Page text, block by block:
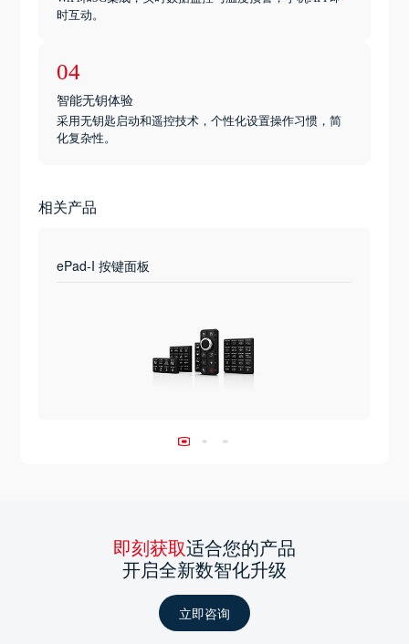
时互动。
04
智能无钥体验
采用无钥匙启动和遥控技术，个性化设置操作习惯，简
化复杂性。
相关产品
ePad-I 按键面板
即刻获取适合您的产品
开启全新数智化升级
立即咨询